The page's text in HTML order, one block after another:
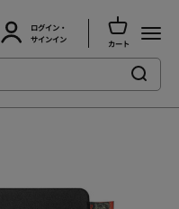
アカウントページに移動する
ログイン・
サインイン
カートを開
カート
メニ